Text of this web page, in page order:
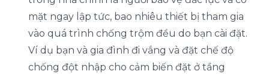
mặt ngay lập tức, bao nhiêu thiết bị tham gia
vào quá trình chống trộm đều do bạn cài đặt.
Ví dụ bạn và gia đình đi vắng và đặt chế độ
chống đột nhập cho cảm biến đặt ở tầng